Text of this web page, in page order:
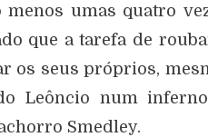
menos umas quatro
que a tarefa de
os seus próprios,
Leôncio num
Smedley.